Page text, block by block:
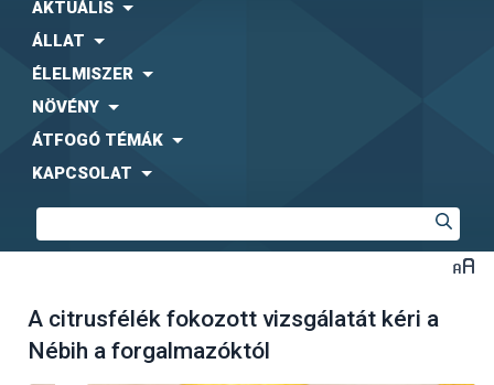
AKTUÁLIS
ÁLLAT
ÉLELMISZER
NÖVÉNY
ÁTFOGÓ TÉMÁK
KAPCSOLAT
A citrusfélék fokozott vizsgálatát kéri a
Nébih a forgalmazóktól